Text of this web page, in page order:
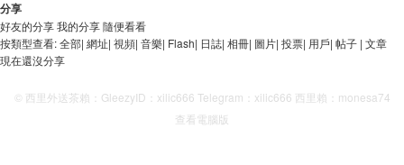
分享
好友的分享我的分享隨便看看
按類型查看:全部| 網址| 視頻| 音樂| Flash| 日誌| 相冊| 圖片| 投票| 用戶| 帖子 | 文章
現在還沒分享
© 西里外送茶賴：GleezyID：xilic666 Telegram：xilic666 西里賴：monesa74
查看電腦版